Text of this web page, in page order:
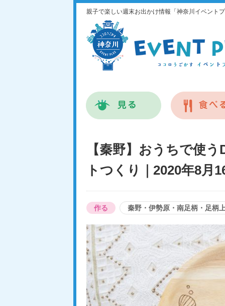
親子で楽しい週末お出かけ情報「神奈川イベント
【秦野】おうちで使
トつくり｜2020年8月
作る 秦野・伊勢原・南足柄・足柄